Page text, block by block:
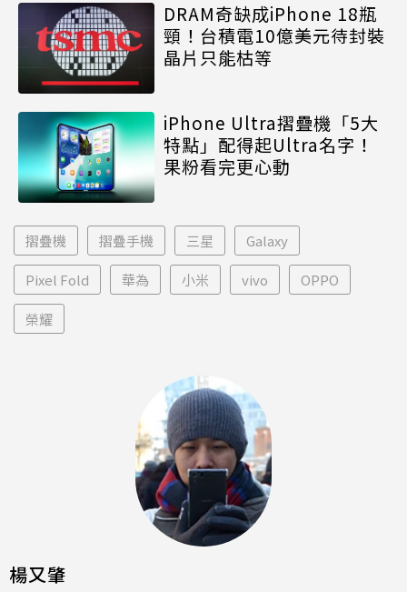
DRAM奇缺成iPhone 18瓶
頸！台積電10億美元待封裝
晶片只能枯等
iPhone Ultra摺疊機「5大
特點」配得起Ultra名字！
果粉看完更心動
摺疊機 摺疊手機 三星 Galaxy
Pixel Fold 華為 小米 vivo OPPO
榮耀
楊又肇